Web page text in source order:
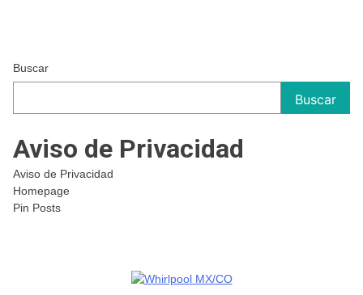
Buscar
Buscar
Aviso de Privacidad
Aviso de Privacidad
Homepage
Pin Posts